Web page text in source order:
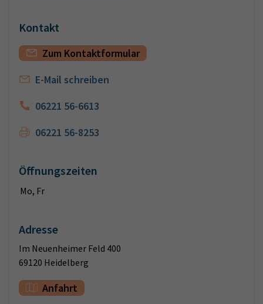
Kontakt
Zum Kontaktformular
E-Mail schreiben
06221 56-6613
06221 56-8253
Öffnungszeiten
Mo, Fr
Adresse
Im Neuenheimer Feld 400
69120 Heidelberg
Anfahrt